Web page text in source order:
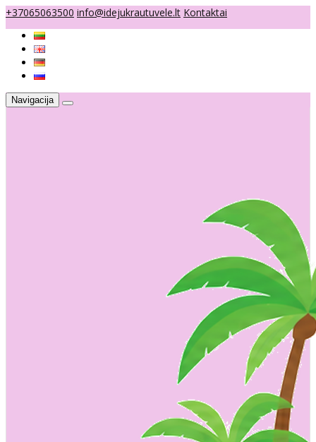
+37065063500 info@idejukrautuvele.lt Kontaktai
Navigacija